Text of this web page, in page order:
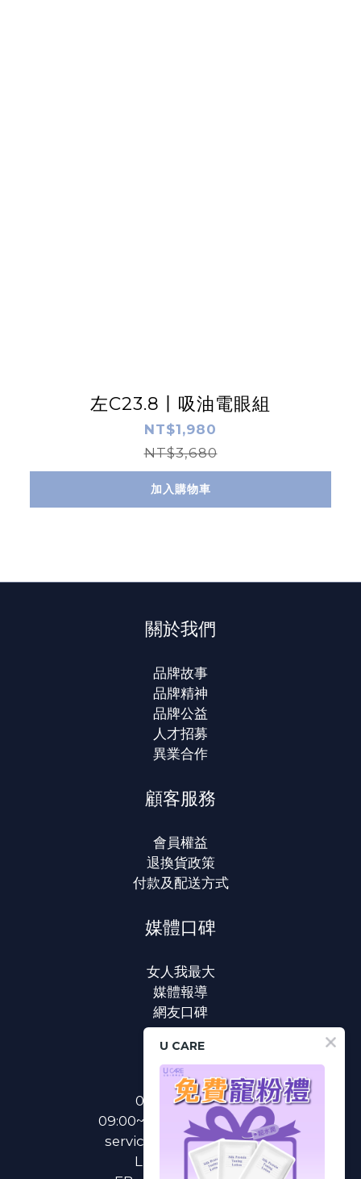
左C23.8丨吸油電眼組
NT$1,980
NT$3,680
加入購物車
關於我們
品牌故事
品牌精神
品牌公益
人才招募
異業合作
顧客服務
會員權益
退換貨政策
付款及配送方式
媒體口碑
女人我最大
媒體報導
網友口碑
聯絡我們
0800-233-233
09:00~18:00(國定假日除外)
service@u-care.com.tw
LINE：
@ucare
U CARE